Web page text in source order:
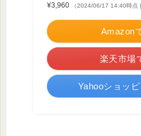
¥3,960
（2024/06/17 14:40時点
Amazon
楽天市場
Yahooショッ